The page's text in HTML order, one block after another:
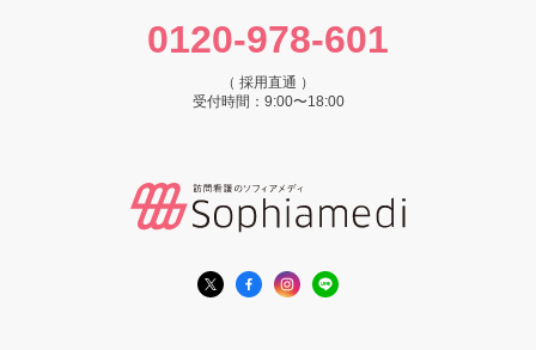
0120-978-601
（ 採用直通 ）
受付時間：9:00〜18:00